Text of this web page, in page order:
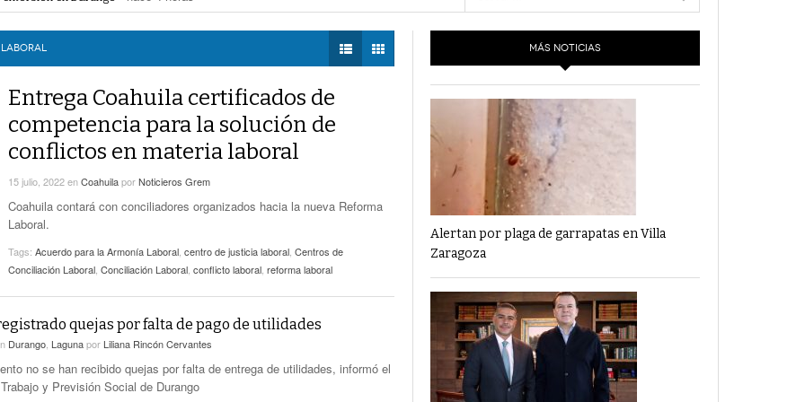
Torreón- hace 7 horas -
Lanzan Convocatoria Del Concurso De Poesía
Enriqueta Ochoa- hace 9 horas -
Expone CLIP Preocupación Por Reformas
Laborales. ‘Hacen Ver A Patrones Como
TWEETS AND
ESTÉREO GALLITO
Financiamiento’ Por PC29
‘La Laguna: Bomba De Tiempo Por Falta De
Planeación’ Por PC29
‘Las Corrupciones, Sus Formas Y Efectos’ Por
PC29 - 7 mayo, 2021
bloquearon Mieleras- hace 5 horas -
Agua Saludable- hace 5 horas -
Justicia de Durango por presunto cohecho
Entrega Coahuila certificados de
competencia para la solución de
conflictos en materia laboral
15 julio, 2022enCoahuilaporNoticieros Grem
Coahuila contará con conciliadores organizados hacia la nueva Reforma
Laboral.
Tags: Acuerdo para la Armonía Laboral centro de justicia laboral Centros de
Conciliación Laboral Conciliación Laboral conflicto laboral reforma laboral
quejas por falta de pago de utilidades
Durango Lagunapor Liliana Rincón Cervantes
no se han recibido quejas por falta de entrega de utilidades, informó el
y Previsión Social de Durango
MÁS NOTICIAS
Alertan por plaga de garrapatas en Villa
Zaragoza